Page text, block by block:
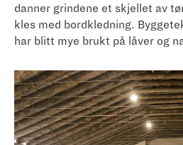
danner grindene et skjellet av
kles med bordkledning.
har blitt mye brukt på låver og